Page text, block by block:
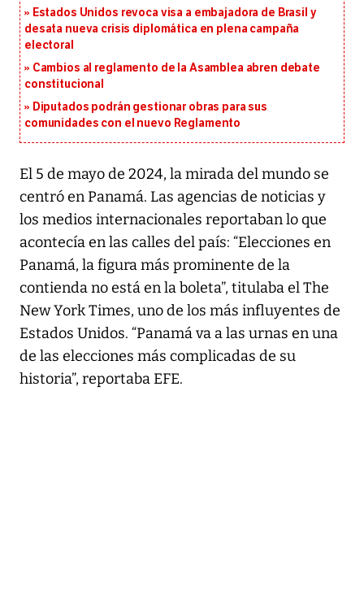
Estados Unidos revoca visa a embajadora de Brasil y
desata nueva crisis diplomática en plena campaña
electoral
Cambios al reglamento de la Asamblea abren debate
constitucional
Diputados podrán gestionar obras para sus
comunidades con el nuevo Reglamento
El 5 de mayo de 2024, la mirada del mundo se
centró en Panamá. Las agencias de noticias y
los medios internacionales reportaban lo que
acontecía en las calles del país: “Elecciones en
Panamá, la figura más prominente de la
contienda no está en la boleta”, titulaba el The
New York Times, uno de los más influyentes de
Estados Unidos. “Panamá va a las urnas en una
de las elecciones más complicadas de su
historia”, reportaba EFE.